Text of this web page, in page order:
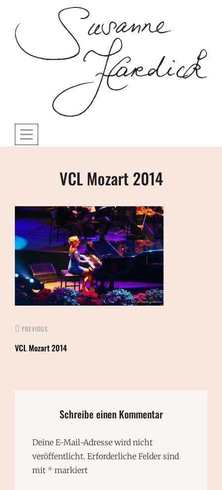
content
VCL Mozart 2014
Beitragsnavigation
PREVIOUS
VCL Mozart 2014
Schreibe einen Kommentar
Deine E-Mail-Adresse wird nicht
veröffentlicht. Erforderliche Felder sind
mit * markiert